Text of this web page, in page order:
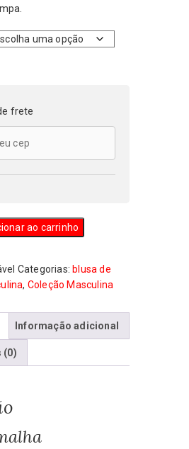
frete
ao carrinho
Categorias: blusa de
, Coleção Masculina
Informação adicional
(0)